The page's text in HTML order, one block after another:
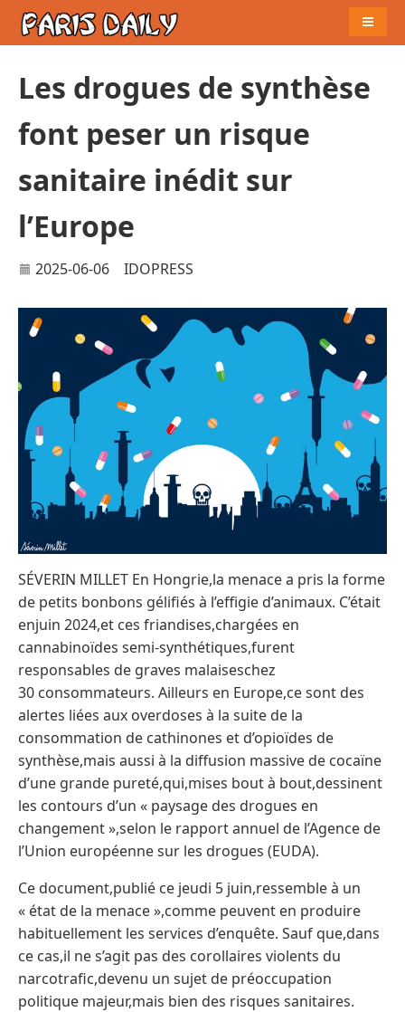
Les drogues de synthèse
font peser un risque
sanitaire inédit sur
l’Europe
2025-06-06 IDOPRESS
SÉVERIN MILLET En Hongrie,la menace a pris la forme
de petits bonbons gélifiés à l’effigie d’animaux. C’était
enjuin 2024,et ces friandises,chargées en
cannabinoïdes semi-synthétiques,furent
responsables de graves malaiseschez
30 consommateurs. Ailleurs en Europe,ce sont des
alertes liées aux overdoses à la suite de la
consommation de cathinones et d’opioïdes de
synthèse,mais aussi à la diffusion massive de cocaïne
d’une grande pureté,qui,mises bout à bout,dessinent
les contours d’un « paysage des drogues en
changement »,selon le rapport annuel de l’Agence de
l’Union européenne sur les drogues (EUDA).
Ce document,publié ce jeudi 5 juin,ressemble à un
« état de la menace »,comme peuvent en produire
habituellement les services d’enquête. Sauf que,dans
ce cas,il ne s’agit pas des corollaires violents du
narcotrafic,devenu un sujet de préoccupation
politique majeur,mais bien des risques sanitaires.